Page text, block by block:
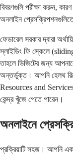
বিবরণগুলি পরীক্ষা করুন,
অনলাইন
ফেডারেল সরকার দ্বারা
স্লাইডিং ফি স্কেলে
তাহলে ভিজিটের জন্য
অন্তর্ভুক্ত। আপনি হেলথ
Resources and
কেন্দ্র খুঁজে পেতে পারেন।
অনলাইনে
প্রক্রিয়াটি সহজ। আপনি